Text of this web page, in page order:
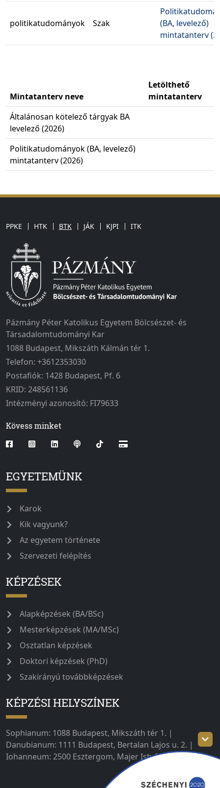
politikatudományok Szak
(BA, levelező)
mintatanterv
Mintatanterv neve
Letölthető
mintatanterv
Általánosan kötelező tárgyak BA
levelező (2026)
Politikatudományok (BA, levelező)
mintatanterv (2026)
PPKE HTK BTK JÁK KJPI ITK
Pázmány Péter Katolikus Egyetem Bölcsészet- és
Társadalomtudományi Kar
1088 Budapest, Mikszáth Kálmán tér 1.
Telefon: +3612353030
Postafiók: 1428 Budapest, Pf. 6
KRID: 248561136
Intézményi azonosító: FI79633
Kövess minket
EGYETEMÜNK
Karok
Kik vagyunk?
Az egyetem története
Szervezeti felépítés
KÉPZÉSEK
Alapképzések (BA/BSc)
Mesterképzések (MA/MSc)
Osztatlan képzések
Doktori képzések (PhD)
Szakirányú továbbképzések
KÉPZÉSI HELYSZÍNEK
Sophianum: 1088 Budapest, Mikszáth tér 1. |
Danubianum: 1111 Budapest, Bertalan Lajos u. 2. |
Iohanneum: 2500 Esztergom, Majer István út 1–3.